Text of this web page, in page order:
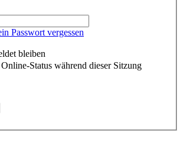
Passwort vergessen
bleiben
Status während dieser Sitzung